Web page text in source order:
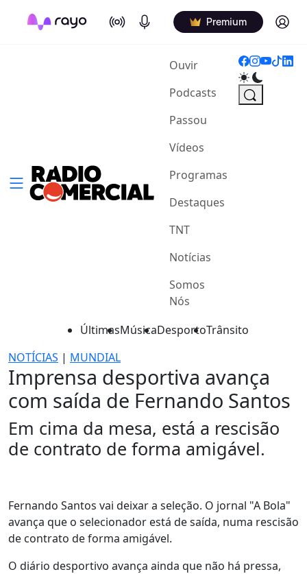
On Air Podcasts Premium Log in
Ouvir(current)
Podcasts
Passou
Vídeos
Programas
Destaques
TNT
Notícias
Somos
Nós
ÚltimasMúsicaDesportoTrânsito
NOTÍCIAS | MUNDIAL
Imprensa desportiva avança
com saída de Fernando Santos
Em cima da mesa, está a rescisão
de contrato de forma amigável.
Fernando Santos vai deixar a seleção. O jornal "A Bola"
avança que o selecionador está de saída, numa rescisão
de contrato de forma amigável.
O diário desportivo avança ainda que não há pressa,